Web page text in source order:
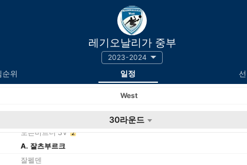
레기오날리가 중부
2023-2024
순위 일정
West
30라운드
도른비르너 SV 2
A. 잘츠부르크
잘펠덴